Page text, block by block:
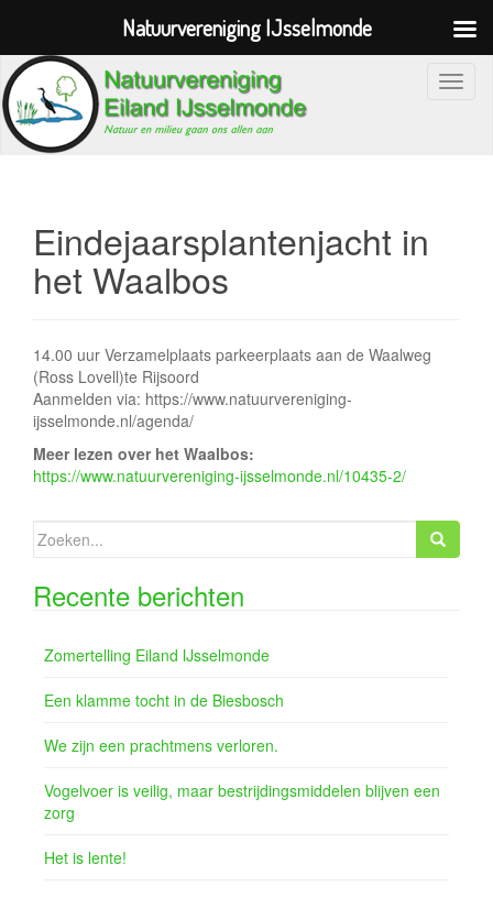
S
Eindejaarsplantenjacht in
het Waalbos
14.00 uur Verzamelplaats parkeerplaats aan de Waalweg
(Ross Lovell)te Rijsoord
Aanmelden via: https://www.natuurvereniging-
ijsselmonde.nl/agenda/
Meer lezen over het Waalbos:
https://www.natuurvereniging-ijsselmonde.nl/10435-2/
Zoeken
naar:
Recente berichten
Zomertelling Eiland IJsselmonde
Een klamme tocht in de Biesbosch
We zijn een prachtmens verloren.
Vogelvoer is veilig, maar bestrijdingsmiddelen blijven een
zorg
Het is lente!
Natuurvereniging IJsselmonde